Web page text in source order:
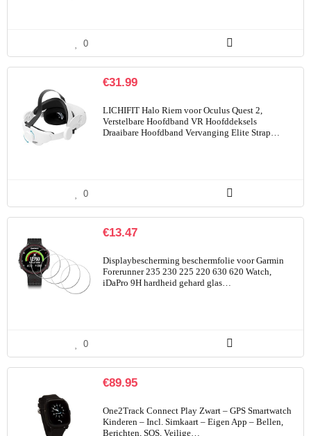
0
€31.99
LICHIFIT Halo Riem voor Oculus Quest 2,
Verstelbare Hoofdband VR Hoofddeksels
Draaibare Hoofdband Vervanging Elite Strap…
0
€13.47
Displaybescherming beschermfolie voor Garmin
Forerunner 235 230 225 220 630 620 Watch,
iDaPro 9H hardheid gehard glas…
0
€89.95
One2Track Connect Play Zwart – GPS Smartwatch
Kinderen – Incl. Simkaart – Eigen App – Bellen,
Berichten, SOS, Veilige…